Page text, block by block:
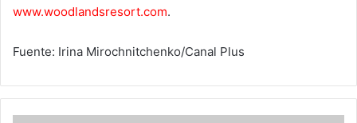
www.woodlandsresort.com.
Fuente: Irina Mirochnitchenko/Canal Plus